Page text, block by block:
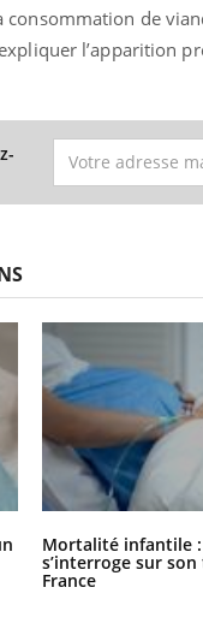
consommation de
l’apparition
Mortalité infantile
s’interroge sur
France